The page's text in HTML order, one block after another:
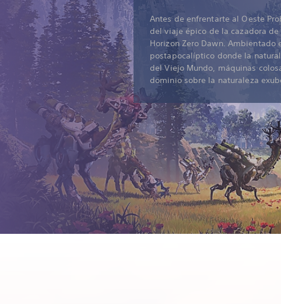
Antes de enfrentarte al Oeste
del viaje épico de la cazadora
Horizon Zero Dawn. Ambientado
postapocalíptico donde la
del Viejo Mundo, máquinas
dominio sobre la naturaleza